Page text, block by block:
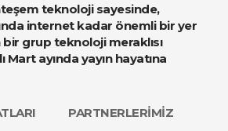
teknoloji sayesinde,
internet kadar önemli bir yer
grup teknoloji meraklısı
Mart ayında yayın hayatına
PARTNERLERİMİZ